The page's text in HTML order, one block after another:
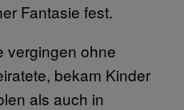
Fantasie fest.
vergingen ohne
bekam Kinder
als auch in